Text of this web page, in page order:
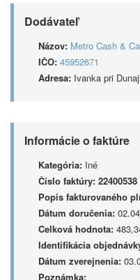
Dodávateľ
Názov: Metro Cash &
IČO: 45952671
Adresa: Ivanka pri
Informácie o faktúre
Kategória: Iné
Číslo faktúry: 22400538
Popis fakturovaného
Dátum doručenia:
Celková hodnota:
Identifikácia
Dátum zverejnenia:
Poznámka: